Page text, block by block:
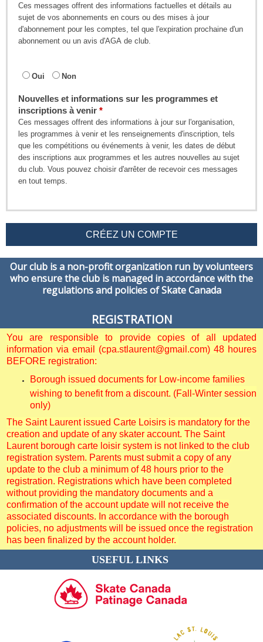
Ces messages offrent des informations factuelles et détails au
sujet de vos abonnements en cours ou des mises à jour
d'abonnement pour les comptes, tel que l'expiration prochaine d'un
abonnement ou un avis d'AGA de club.
Oui Non
Nouvelles et informations sur les programmes et
inscriptions à venir
Ces messages offrent des informations à jour sur l'organisation,
les programmes à venir et les renseignements d'inscription, tels
que les compétitions ou événements à venir, les dates de début
des inscriptions aux programmes et les autres nouvelles au sujet
du club. Vous pouvez choisir d'arrêter de recevoir ces messages
en tout temps.
CRÉEZ UN COMPTE
Our club is a non-profit organization run by volunteers
who ensure the club is managed in accordance with the
regulations and policies of Skate Canada
REGISTRATION
You are responsible to provide copies of all updated
information via email (cpa.stlaurent@gmail.com) 48 houres
BEFORE registration:
Borough issued documents for Low-income families
wishing to benefit from a discount. (Fall-Winter session
only)
The Saint Laurent issued Carte Loisirs is mandatory for the
creation and update of any skater account. The Saint
Laurent borough carte loisir system is not linked to the club
registration system. Parents must submit a copy of any
update to the club a minimum of 48 hours prior to the
registration. Registrations which have been completed
without providing the mandatory documents and a
confirmation of the account update will not receive the
associated discounts. In accordance with the borough
policies, no adjustments will be issued once the registration
has been finalized by the account holder.
USEFUL LINKS